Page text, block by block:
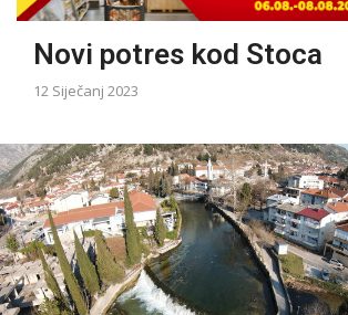
Novi potres kod Stoca
12 Siječanj 2023